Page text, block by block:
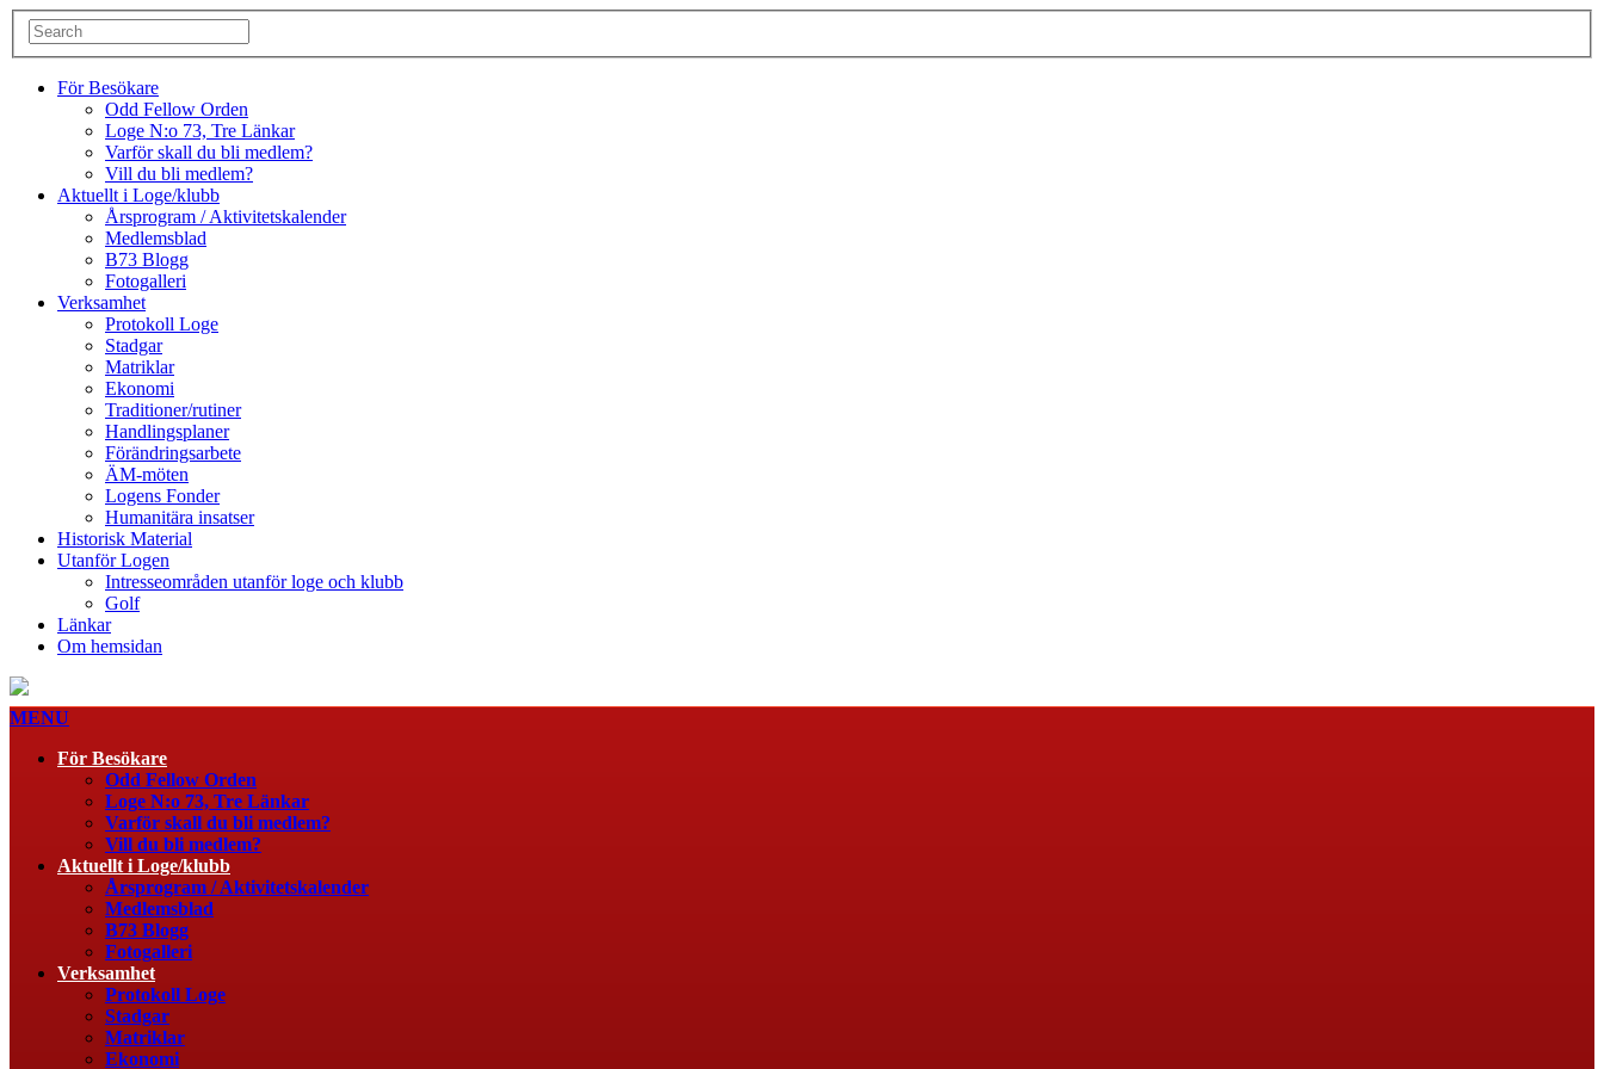
För Besökare
Odd Fellow Orden
Loge N:o 73, Tre Länkar
Varför skall du bli medlem?
Vill du bli medlem?
Aktuellt i Loge/klubb
Årsprogram / Aktivitetskalender
Medlemsblad
B73 Blogg
Fotogalleri
Verksamhet
Protokoll Loge
Stadgar
Matriklar
Ekonomi
Traditioner/rutiner
Handlingsplaner
Förändringsarbete
ÄM-möten
Logens Fonder
Humanitära insatser
Historisk Material
Utanför Logen
Intresseområden utanför loge och klubb
Golf
Länkar
Om hemsidan
MENU
För Besökare
Odd Fellow Orden
Loge N:o 73, Tre Länkar
Varför skall du bli medlem?
Vill du bli medlem?
Aktuellt i Loge/klubb
Årsprogram / Aktivitetskalender
Medlemsblad
B73 Blogg
Fotogalleri
Verksamhet
Protokoll Loge
Stadgar
Matriklar
Ekonomi